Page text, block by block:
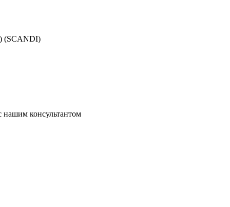
(SCANDI)
нашим консультантом